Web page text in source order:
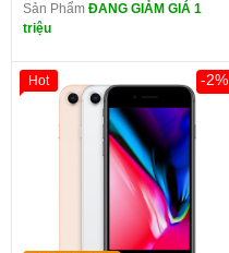
Sản Phẩm ĐANG GIẢM GIÁ 1
triệu
-2%
Hot